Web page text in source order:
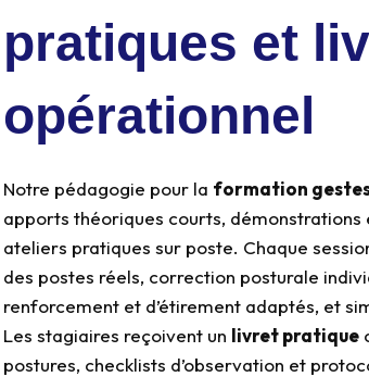
pratiques et
opérationnel
Notre pédagogie pour la formation
apports théoriques courts, démonstrations
ateliers pratiques sur poste. Chaque
des postes réels, correction posturale
renforcement et d’étirement adaptés, et
Les stagiaires reçoivent un livret pratique
postures, checklists d’observation et